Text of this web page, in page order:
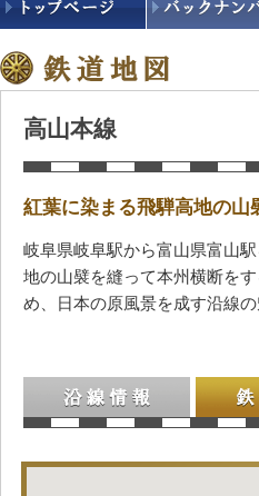
高山本線
紅葉に染まる飛騨高地の山
岐阜県岐阜駅から富山県富山
地の山襞を縫って本州横断を
め、日本の原風景を成す沿線
沿線情報 鉄道地図